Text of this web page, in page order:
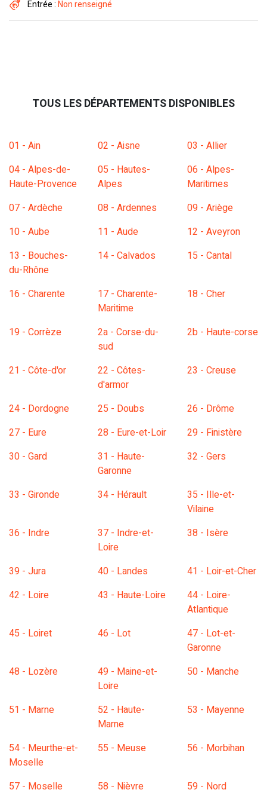
Entrée :Non renseigné
TOUS LES DÉPARTEMENTS DISPONIBLES
01 - Ain 02 - Aisne
03 - Allier
04 - Alpes-de-
Haute-Provence
05 - Hautes-
Alpes
06 - Alpes-
Maritimes
07 - Ardèche
08 - Ardennes
09 - Ariège
10 - Aube
11 - Aude
12 - Aveyron
13 - Bouches-
du-Rhône
14 - Calvados 15 - Cantal
16 - Charente
17 - Charente-
Maritime
18 - Cher
19 - Corrèze
2a - Corse-du-
sud
2b - Haute-corse
21 - Côte-d'or
22 - Côtes-
d'armor
23 - Creuse
24 - Dordogne 25 - Doubs
26 - Drôme
27 - Eure
28 - Eure-et-Loir
29 - Finistère
30 - Gard
31 - Haute-
Garonne
32 - Gers
33 - Gironde 34 - Hérault
35 - Ille-et-
Vilaine
36 - Indre
37 - Indre-et-
Loire
38 - Isère
39 - Jura 40 - Landes
41 - Loir-et-Cher
42 - Loire
43 - Haute-Loire
44 - Loire-
Atlantique
45 - Loiret
46 - Lot
47 - Lot-et-
Garonne
48 - Lozère
49 - Maine-et-
Loire
50 - Manche
51 - Marne
52 - Haute-
Marne
53 - Mayenne
54 - Meurthe-et-
Moselle
55 - Meuse 56 - Morbihan
57 - Moselle 58 - Nièvre
59 - Nord